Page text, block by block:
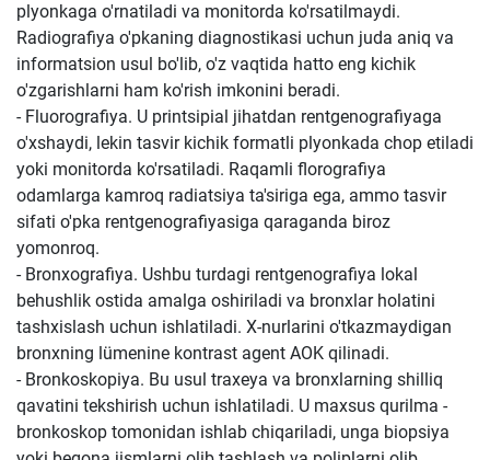
plyonkaga o'rnatiladi va monitorda ko'rsatilmaydi.
Radiografiya o'pkaning diagnostikasi uchun juda aniq va
informatsion usul bo'lib, o'z vaqtida hatto eng kichik
o'zgarishlarni ham ko'rish imkonini beradi.
- Fluorografiya. U printsipial jihatdan rentgenografiyaga
o'xshaydi, lekin tasvir kichik formatli plyonkada chop etiladi
yoki monitorda ko'rsatiladi. Raqamli florografiya
odamlarga kamroq radiatsiya ta'siriga ega, ammo tasvir
sifati o'pka rentgenografiyasiga qaraganda biroz
yomonroq.
- Bronxografiya. Ushbu turdagi rentgenografiya lokal
behushlik ostida amalga oshiriladi va bronxlar holatini
tashxislash uchun ishlatiladi. X-nurlarini o'tkazmaydigan
bronxning lümenine kontrast agent AOK qilinadi.
- Bronkoskopiya. Bu usul traxeya va bronxlarning shilliq
qavatini tekshirish uchun ishlatiladi. U maxsus qurilma -
bronkoskop tomonidan ishlab chiqariladi, unga biopsiya